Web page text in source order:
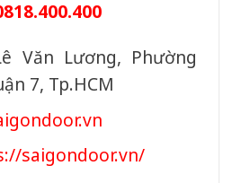
Văn Lương, Phường
7, Tp.HCM
saigondoor.vn/